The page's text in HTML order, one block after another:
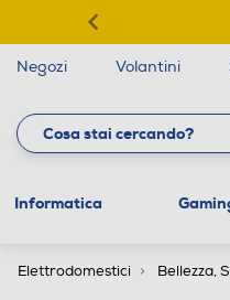
Negozi Volantini
Informatica
Elettrodomestici Bellezza,